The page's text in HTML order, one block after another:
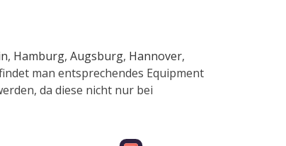
, Hamburg, Augsburg, Hannover,
man entsprechendes Equipment
da diese nicht nur bei